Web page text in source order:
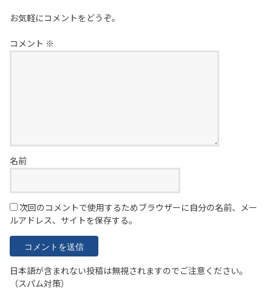
お気軽にコメントをどうぞ。
コメント ※
名前
次回のコメントで使用するためブラウザーに自分の名前、メー
ルアドレス、サイトを保存する。
日本語が含まれない投稿は無視されますのでご注意ください。
（スパム対策）